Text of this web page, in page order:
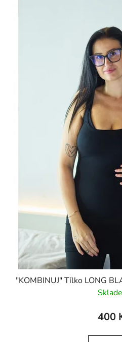
"KOMBINUJ" Tílko LONG
400